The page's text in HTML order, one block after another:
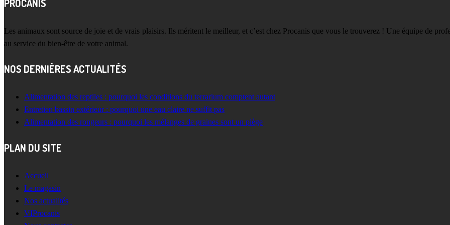
PROCANIS
Les animaux sont source de joie et de vrais plaisirs. Ils méritent le meilleur, et c’est chez Procanis que vous le trouverez ! Une équipe de
au service du bien-être de votre animal.
NOS DERNIÈRES ACTUALITÉS
Alimentation des reptiles : pourquoi les conditions du terrarium comptent autant
Entretien bassin extérieur : pourquoi une eau claire ne suffit pas
Alimentation des rongeurs : pourquoi les mélanges de graines sont un piège
PLAN DU SITE
Accueil
Le magasin
Nos actualités
VIProcanis